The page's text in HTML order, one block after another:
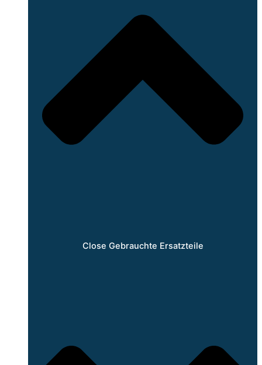
Close Gebrauchte Ersatzteile